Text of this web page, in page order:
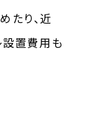
たり、近
設置費用も